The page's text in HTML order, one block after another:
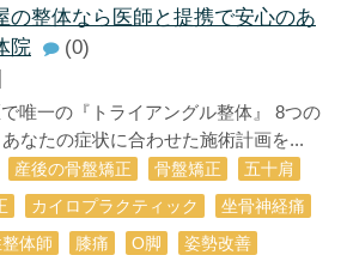
の整体なら医師と提携で安心のあ
院
(0)
唯一の『トライアングル整体』 8つの
なたの症状に合わせた施術計画を...
産後の骨盤矯正 骨盤矯正
五十肩
カイロプラクティック
坐骨神経痛
体師 膝痛 О脚
姿勢改善